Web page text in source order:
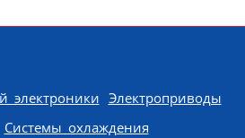
электроники Электроприводы
Системы охлаждения